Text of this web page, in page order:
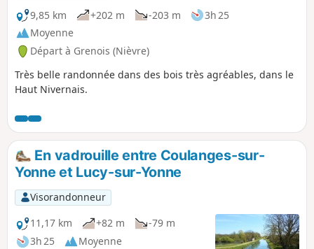
9,85 km
+202 m -203 m
3h 25
Moyenne
Départ à Grenois (Nièvre)
Très belle randonnée dans des bois très agréables, dans le
Haut Nivernais.
En vadrouille entre Coulanges-sur-
Yonne et Lucy-sur-Yonne
Visorandonneur
11,17 km
+82 m
-79 m
3h 25
Moyenne